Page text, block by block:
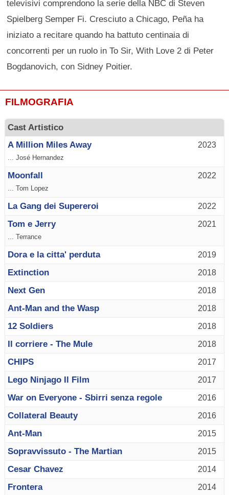
televisivi comprendono la serie della NBC di Steven
Spielberg Semper Fi. Cresciuto a Chicago, Peña ha
iniziato a recitare quando ha battuto centinaia di
concorrenti per un ruolo in To Sir, With Love 2 di Peter
Bogdanovich, con Sidney Poitier.
FILMOGRAFIA
Cast Artistico
2023
A Million Miles Away
... José Hernandez
2022
Moonfall
... Tom Lopez
2022
La Gang dei Supereroi
2021
Tom e Jerry
... Terrance
2019
Dora e la citta' perduta
2018
Extinction
2018
Next Gen
2018
Ant-Man and the Wasp
2018
12 Soldiers
2018
Il corriere - The Mule
2017
CHIPS
2017
Lego Ninjago Il Film
2016
War on Everyone - Sbirri senza regole
2016
Collateral Beauty
2015
Ant-Man
2015
Sopravvissuto - The Martian
2014
Cesar Chavez
2014
Frontera